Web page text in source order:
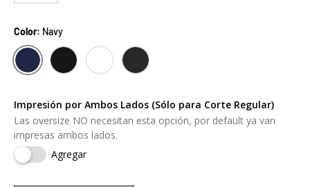
Color: Navy
NAVY SOLID BLACK
WHITE CHARCOAL GREY
Impresión por Ambos Lados (Sólo para Corte Regular)
Las oversize NO necesitan esta opción, por default ya van
impresas ambos lados.
Agregar